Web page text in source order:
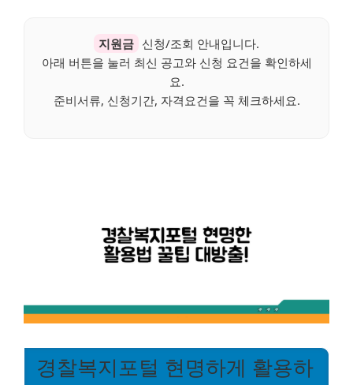
지원금 신청/조회 안내입니다.
아래 버튼을 눌러 최신 공고와 신청 요건을 확인하세
요.
준비서류, 신청기간, 자격요건을 꼭 체크하세요.
경찰복지포털 현명하게 활용하